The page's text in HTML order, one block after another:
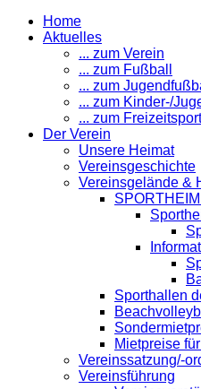
Home
Aktuelles
... zum Verein
... zum Fußball
... zum
... zum Kinder-/
... zum Freizeitsport
Der Verein
Unsere Heimat
Vereinsgeschichte
Vereinsgelände &
Sporthallen
Mietpreise
Vereinssatzung/-
Vereinsführung